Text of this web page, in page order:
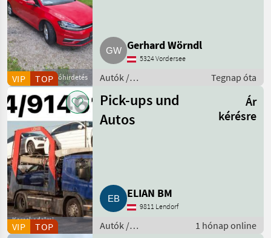
Apróhirdetés
VIP TOP
Gerhard Wörndl
5324 Vordersee
Autók /
Kombi
Tegnap óta
Kereskedelmi
szolgáltató
VIP TOP
Pick-ups und
Autos
Ár
kérésre
ELIAN BM
9811 Lendorf
Autók /
1 hónap online